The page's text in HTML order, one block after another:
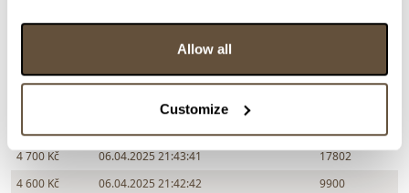
Allow all
Customize
Částka Přihozeno
Přihodil
06.04.2025 21:50:06
5 000 Kč
06.04.2025 21:49:05
9900
06.04.2025 21:46:53
4 700 Kč
06.04.2025 21:43:41
17802
4 600 Kč
06.04.2025 21:42:42
9900